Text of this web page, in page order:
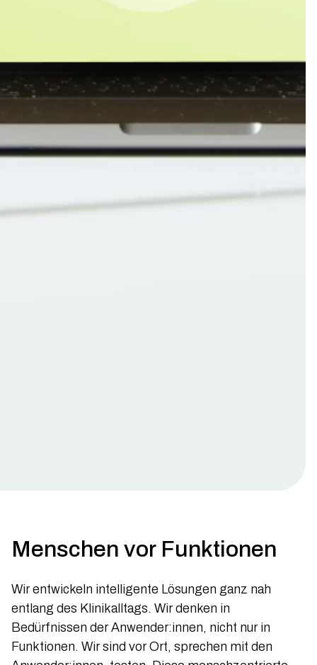
Menschen vor Funktionen
Wir entwickeln intelligente Lösungen ganz nah
entlang des Klinikalltags. Wir denken in
Bedürfnissen der Anwender:innen, nicht nur in
Funktionen. Wir sind vor Ort, sprechen mit den